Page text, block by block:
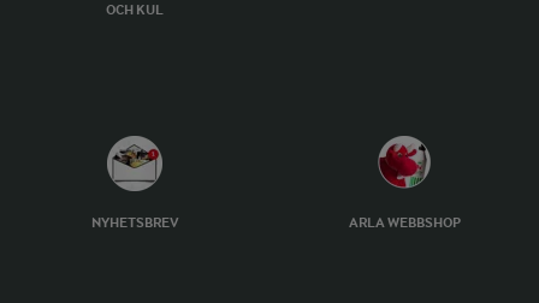
OCH KUL
NYHETSBREV ARLA WEBBSHOP